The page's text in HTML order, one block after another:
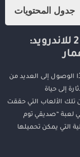
جدول المحتويات
تحميل لعبة صديقي توم المتكلم 2 للاندرويد:
الوصول إلى العديد من
إلى حياة
الألعاب التي حققت
لعبة “صديقي توم
التي يمكن تحميلها